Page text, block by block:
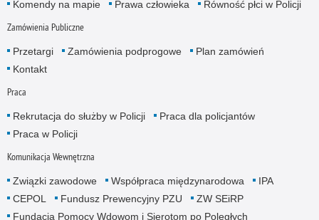
Komendy na mapie
Prawa człowieka Równość płci w Policji
Zamówienia Publiczne
Przetargi Zamówienia podprogowe
Plan zamówień
Kontakt
Praca
Rekrutacja do służby w Policji
Praca dla policjantów
Praca w Policji
Komunikacja Wewnętrzna
Związki zawodowe Współpraca międzynarodowa
IPA
CEPOL
Fundusz Prewencyjny PZU
ZW SEiRP
Fundacja Pomocy Wdowom i Sierotom po Poległych